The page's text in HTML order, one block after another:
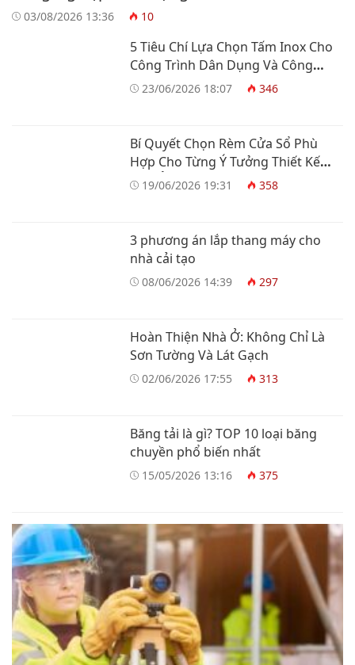
03/08/2026 13:36 10
5 Tiêu Chí Lựa Chọn Tấm Inox Cho
Công Trình Dân Dụng Và Công
Nghiệp
23/06/2026 18:07 346
Bí Quyết Chọn Rèm Cửa Sổ Phù
Hợp Cho Từng Ý Tưởng Thiết Kế
Nhà Ở
19/06/2026 19:31 358
3 phương án lắp thang máy cho
nhà cải tạo
08/06/2026 14:39 297
Hoàn Thiện Nhà Ở: Không Chỉ Là
Sơn Tường Và Lát Gạch
02/06/2026 17:55 313
Băng tải là gì? TOP 10 loại băng
chuyền phổ biến nhất
15/05/2026 13:16 375